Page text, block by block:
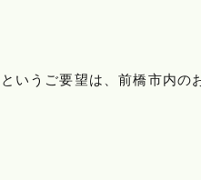
いうご要望は、前橋市内の